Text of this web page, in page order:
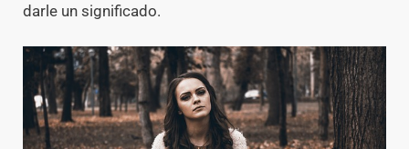
darle un significado.